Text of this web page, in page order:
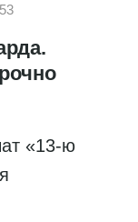
«13-ю